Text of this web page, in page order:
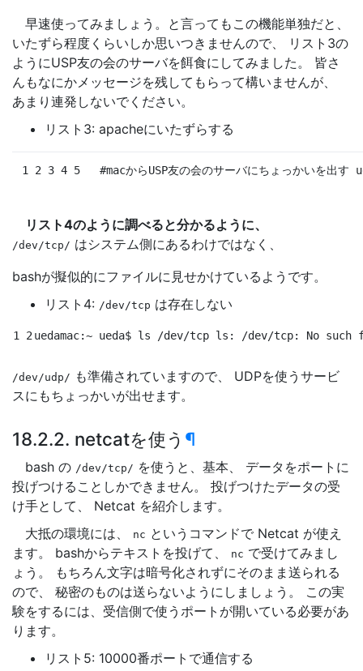
早速使ってみましょう。と言ってもこの機能単独だと、
いたずら程度くらいしか思いつきませんので、 リスト3の
ようにUSP友の会のサーバを餌食にしてみました。 皆さ
んもなにかメッセージを残してもらって構いませんが、
あまり連発しないでください。
リスト3: apacheにいたずらする
1 2 3 4 5 #macからUSP友の会のサーバにちょっかいを出す
リスト4のように調べると分かるように、
/dev/tcp/ はシステム側にあるわけではなく、
bashが擬似的にファイルに見せかけているようです。
リスト4: /dev/tcp は存在しない
1 2 uedamac:~ ueda$ ls /dev/tcp ls: /dev/tcp: No
/dev/udp/ も準備されていますので、 UDPを使うサービ
スにもちょっかいが出せます。
18.2.2. netcatを使う ¶
bash の /dev/tcp/ を使うと、基本、 データをポートに
投げつけることしかできません。 投げつけたデータの受
け手として、 Netcat を紹介します。
大抵の環境には、
nc というコマンドで Netcat が使え
ます。 bashからテキストを投げて、
nc で受けてみまし
ょう。 もちろん文字は暗号化されずにそのまま送られる
ので、 秘密のものは送らないようにしましょう。 この実
験をするには、受信側で使うポートが開いている必要があ
ります。
リスト5: 10000番ポートで通信する